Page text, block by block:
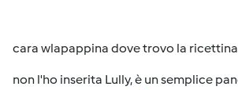
cara wlapappina dove trovo la
non l'ho inserita Lully, è un semplice